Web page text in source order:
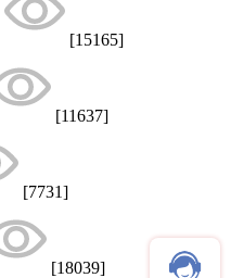
[15165]
[11637]
[7731]
[18039]